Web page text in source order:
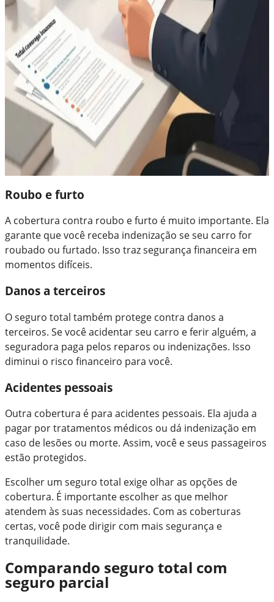
Roubo e furto
A cobertura contra roubo e furto é muito importante. Ela
garante que você receba indenização se seu carro for
roubado ou furtado. Isso traz segurança financeira em
momentos difíceis.
Danos a terceiros
O seguro total também protege contra danos a
terceiros. Se você acidentar seu carro e ferir alguém, a
seguradora paga pelos reparos ou indenizações. Isso
diminui o risco financeiro para você.
Acidentes pessoais
Outra cobertura é para acidentes pessoais. Ela ajuda a
pagar por tratamentos médicos ou dá indenização em
caso de lesões ou morte. Assim, você e seus passageiros
estão protegidos.
Escolher um seguro total exige olhar as opções de
cobertura. É importante escolher as que melhor
atendem às suas necessidades. Com as coberturas
certas, você pode dirigir com mais segurança e
tranquilidade.
Comparando seguro total com
seguro parcial